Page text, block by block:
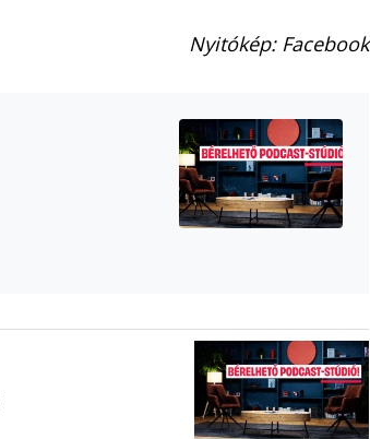
Nyitókép: Facebook